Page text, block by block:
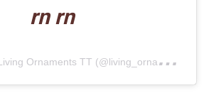
rn rn
A
post shared by Living Ornaments TT (@living_ornaments)